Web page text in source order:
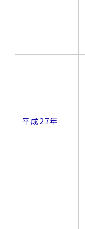
平成27年